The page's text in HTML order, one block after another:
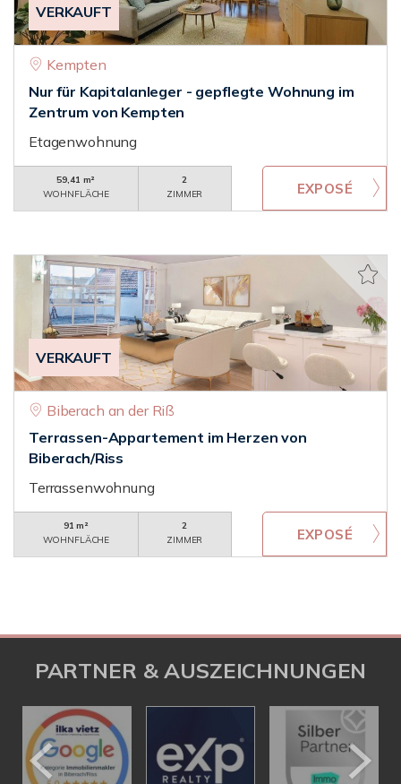
VERKAUFT
Kempten
Nur für Kapitalanleger - gepflegte Wohnung im
Zentrum von Kempten
Etagenwohnung
59,41 m²
WOHNFLÄCHE
2
ZIMMER
VERKAUFT
Biberach an der Riß
Terrassen-Appartement im Herzen von
Biberach/Riss
Terrassenwohnung
91 m²
WOHNFLÄCHE
2
ZIMMER
PARTNER & AUSZEICHNUNGEN